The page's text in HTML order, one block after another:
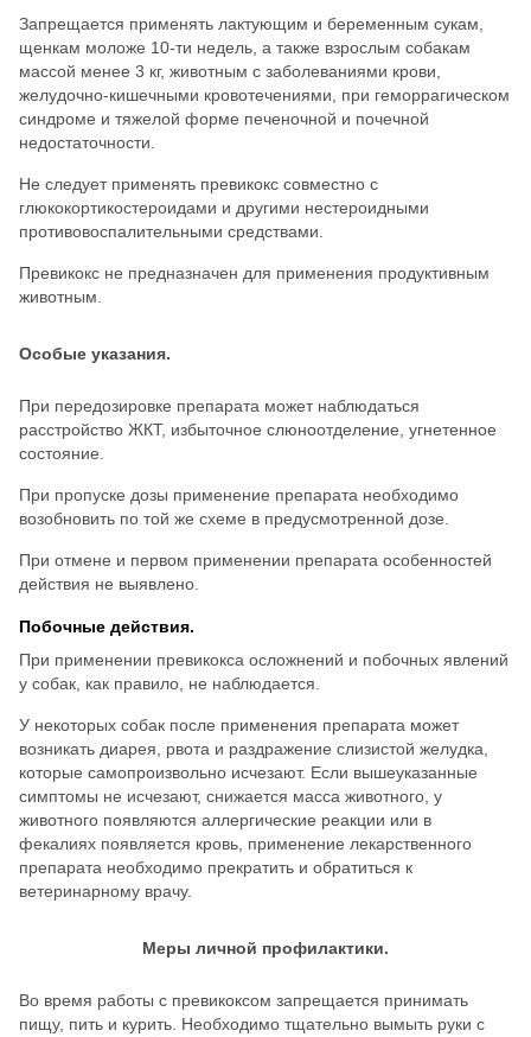
Запрещается применять лактующим и беременным сукам,
щенкам моложе 10-ти недель, а также взрослым собакам
массой менее 3 кг, животным с заболеваниями крови,
желудочно-кишечными кровотечениями, при геморрагическом
синдроме и тяжелой форме печеночной и почечной
недостаточности.
Не следует применять превикокс совместно с
глюкокортикостероидами и другими нестероидными
противовоспалительными средствами.
Превикокс не предназначен для применения продуктивным
животным.
Особые указания.
При передозировке препарата может наблюдаться
расстройство ЖКТ, избыточное слюноотделение, угнетенное
состояние.
При пропуске дозы применение препарата необходимо
возобновить по той же схеме в предусмотренной дозе.
При отмене и первом применении препарата особенностей
действия не выявлено.
Побочные действия.
При применении превикокса осложнений и побочных явлений
у собак, как правило, не наблюдается.
У некоторых собак после применения препарата может
возникать диарея, рвота и раздражение слизистой желудка,
которые самопроизвольно исчезают. Если вышеуказанные
симптомы не исчезают, снижается масса животного, у
животного появляются аллергические реакции или в
фекалиях появляется кровь, применение лекарственного
препарата необходимо прекратить и обратиться к
ветеринарному врачу.
Меры личной профилактики.
Во время работы с превикоксом запрещается принимать
пищу, пить и курить. Необходимо тщательно вымыть руки с